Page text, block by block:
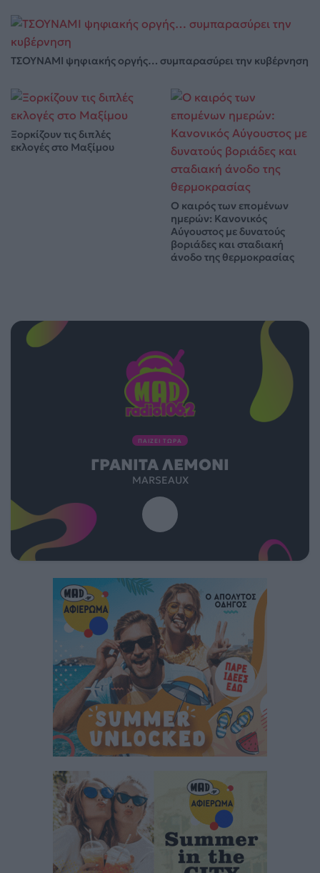
ΤΣΟΥΝΑΜΙ ψηφιακής οργής… συμπαρασύρει την κυβέρνηση
Ξορκίζουν τις διπλές
εκλογές στο Μαξίμου
Ο καιρός των επομένων
ημερών: Κανονικός
Αύγουστος με δυνατούς
βοριάδες και σταδιακή
άνοδο της θερμοκρασίας
ΠΑΙΖΕΙ ΤΩΡΑ
ΓΡΑΝΊΤΑ ΛΕΜΌΝΙ
MARSEAUX